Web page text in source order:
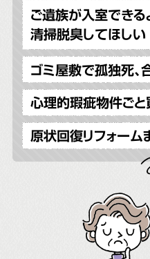
ご遺族が入室できる
清掃脱臭してほしい
ゴミ屋敷で孤独死
心理的瑕疵物件ご
原状回復リフォーム